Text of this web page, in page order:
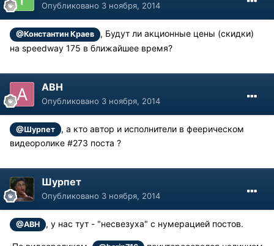
Опубликовано 3 ноября, 2014
@Константин Краев
, Будут ли акционные цены (скидки)
на speedway 175 в ближайшее время?
АВН
Опубликовано 3 ноября, 2014
@Шурпет
, а кто автор и исполнители в феерическом
видеоролике #273 поста ?
Шурпет
Опубликовано 3 ноября, 2014
@АВН , у нас тут - "несвезуха" с нумерацией постов.